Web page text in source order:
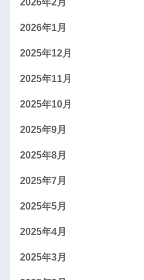
2026年2月
2026年1月
2025年12月
2025年11月
2025年10月
2025年9月
2025年8月
2025年7月
2025年5月
2025年4月
2025年3月